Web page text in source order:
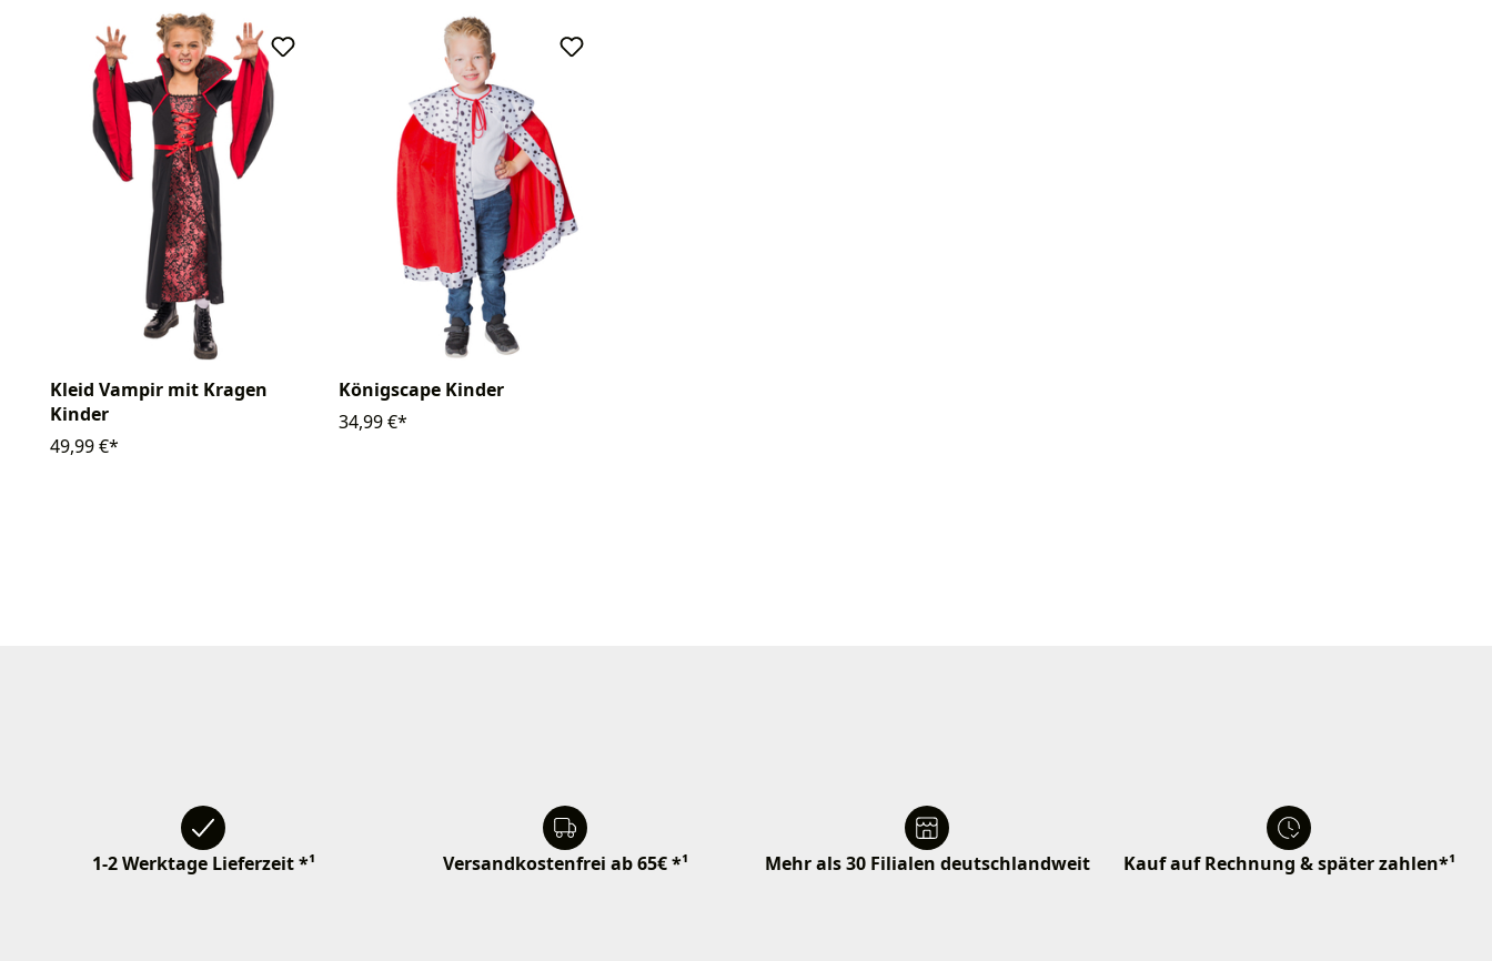
Kleid Vampir mit Kragen
Kinder
49,99 €*
Königscape Kinder
34,99 €*
1-2 Werktage Lieferzeit *¹ Versandkostenfrei ab 65€ *¹ Mehr als 30 Filialen deutschlandweit Kauf auf Rechnung & später zahlen*¹